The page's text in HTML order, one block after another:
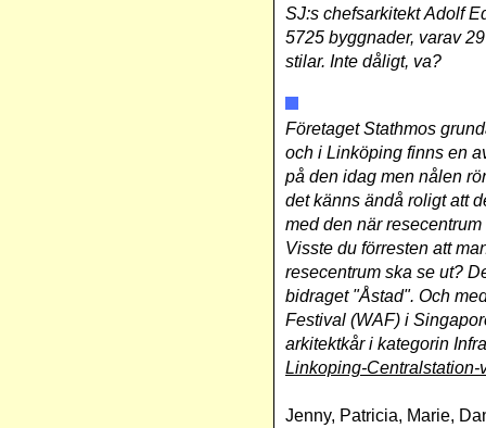
SJ:s chefsarkitekt Adolf
5725 byggnader, varav
stilar. Inte dåligt, va?
Företaget Stathmos
och i Linköping finns en
på den idag men nålen
det känns ändå roligt att
med den när
Visste du förresten att
resecentrum ska se ut?
bidraget "Åstad". Och
Festival (WAF) i
arkitektkår i kategorin
Linkoping-
Jenny, Patricia, Marie,